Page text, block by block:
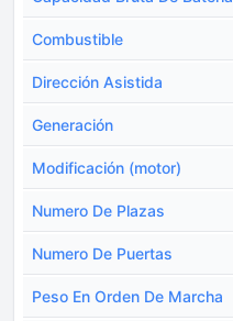
Combustible
Dirección Asistida
Generación
Modificación (motor)
Numero De Plazas
Numero De Puertas
Peso En Orden De Marcha